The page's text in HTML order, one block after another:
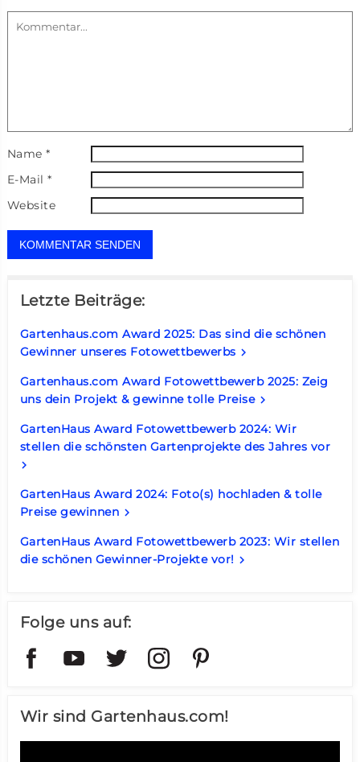
Name*
E-Mail*
Website
Letzte Beiträge:
Gartenhaus.com Award 2025: Das sind die schönen
Gewinner unseres Fotowettbewerbs keyboard_arrow_right
Gartenhaus.com Award Fotowettbewerb 2025: Zeig
uns dein Projekt & gewinne tolle Preisekeyboard_arrow_right
GartenHaus Award Fotowettbewerb 2024: Wir
stellen die schönsten Gartenprojekte des Jahres vor
keyboard_arrow_right
GartenHaus Award 2024: Foto(s) hochladen & tolle
Preise gewinnen keyboard_arrow_right
GartenHaus Award Fotowettbewerb 2023: Wir stellen
die schönen Gewinner-Projekte vor! keyboard_arrow_right
Folge uns auf:
Wir sind Gartenhaus.com!